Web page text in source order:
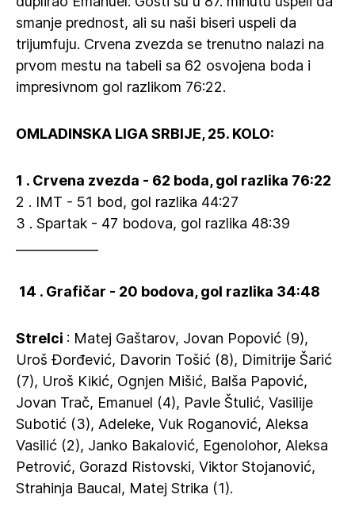
smanje prednost, ali su naši biseri uspeli da
trijumfuju. Crvena zvezda se trenutno nalazi na
prvom mestu na tabeli sa 62 osvojena boda i
impresivnom gol razlikom 76:22.
OMLADINSKA LIGA SRBIJE, 25. KOLO:
1 . Crvena zvezda - 62 boda, gol razlika 76:22
2 . IMT - 51 bod, gol razlika 44:27
3 . Spartak - 47 bodova, gol razlika 48:39
‍ 14 . Grafičar - 20 bodova, gol razlika 34:48
Strelci : Matej Gaštarov, Jovan Popović (9),
Uroš Đorđević, Davorin Tošić (8), Dimitrije Šarić
(7), Uroš Kikić, Ognjen Mišić, Balša Papović,
Jovan Trač, Emanuel (4), Pavle Štulić, Vasilije
Subotić (3), Adeleke, Vuk Roganović, Aleksa
Vasilić (2), Janko Bakalović, Egenolohor, Aleksa
Petrović, Gorazd Ristovski, Viktor Stojanović,
Strahinja Baucal, Matej Strika (1).